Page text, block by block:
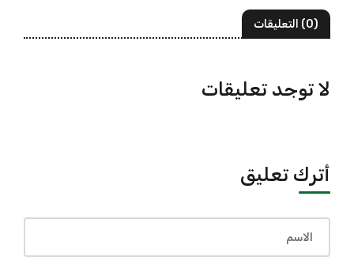
(0) التعليقات
لا توجد تعليقات
أترك تعليق